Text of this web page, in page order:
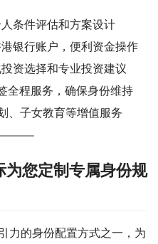
条件评估和方案设计
港银行账户，便利资金操作
投资选择和专业投资建议
全程服务，确保身份维持
、子女教育等增值服务
为您定制专属身份规
力的身份配置方式之一，为